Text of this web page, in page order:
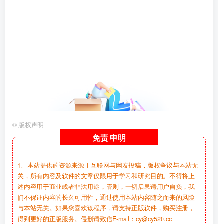
© 版权声明
免责 申明
1、本站提供的资源来源于互联网与网友投稿，版权争议与本站无
关，所有内容及软件的文章仅限用于学习和研究目的。不得将上
述内容用于商业或者非法用途，否则，一切后果请用户自负，我
们不保证内容的长久可用性，通过使用本站内容随之而来的风险
与本站无关。如果您喜欢该程序，请支持正版软件，购买注册，
得到更好的正版服务。侵删请致信E-mail：cy@cy520.cc